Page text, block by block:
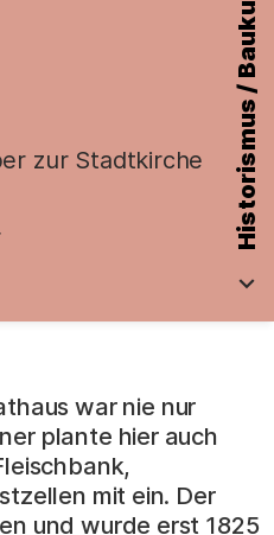
zur Stadtkirche
war nie nur
plante hier auch
mit ein. Der
und wurde erst 1825